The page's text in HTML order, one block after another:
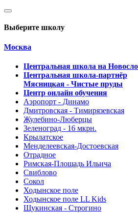
Выберите школу
Москва
Центральная школа на
Центральная школа-партнёр
Мясницкая - Чистые пруды
Центр онлайн обучения
Аэропорт - Динамо
Дмитровская - Тимирязевская
Жулебино-Люберцы
Зеленоград - 16 мкрн.
Крылатское
Менделеевская-Достоевская
Отрадное
Римская-Площадь Ильича
Свиблово
Сокол
Ходынское поле
Ходынское поле LL Kids
Щукинская - Строгино